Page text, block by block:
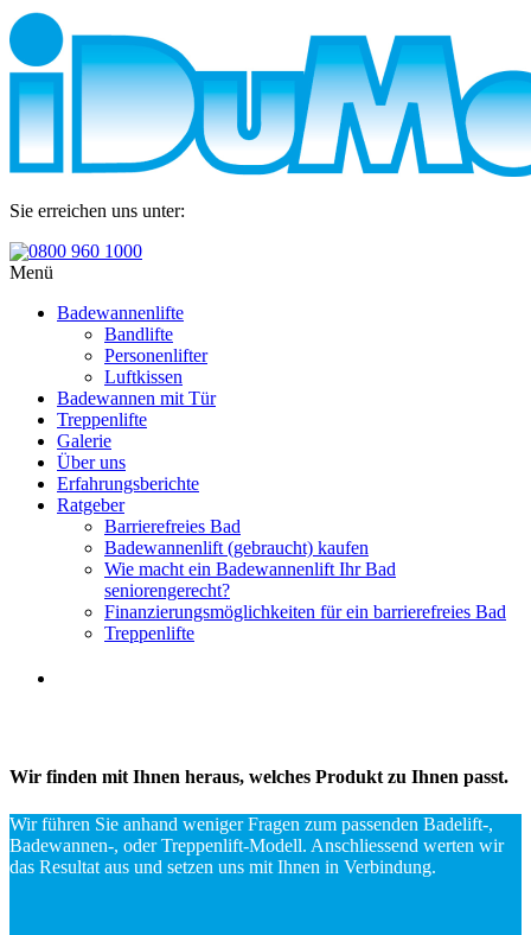
Sie erreichen uns unter:
0800 960 1000
Menü
Badewannenlifte
Bandlifte
Personenlifter
Luftkissen
Badewannen mit Tür
Treppenlifte
Galerie
Über uns
Erfahrungsberichte
Ratgeber
Barrierefreies Bad
Badewannenlift (gebraucht) kaufen
Wie macht ein Badewannenlift Ihr Bad
seniorengerecht?
Finanzierungsmöglichkeiten für ein barrierefreies Bad
Treppenlifte
Wir finden mit Ihnen heraus, welches Produkt zu Ihnen passt.
Wir führen Sie anhand weniger Fragen zum passenden Badelift-,
Badewannen-, oder Treppenlift-Modell. Anschliessend werten wir
das Resultat aus und setzen uns mit Ihnen in Verbindung.